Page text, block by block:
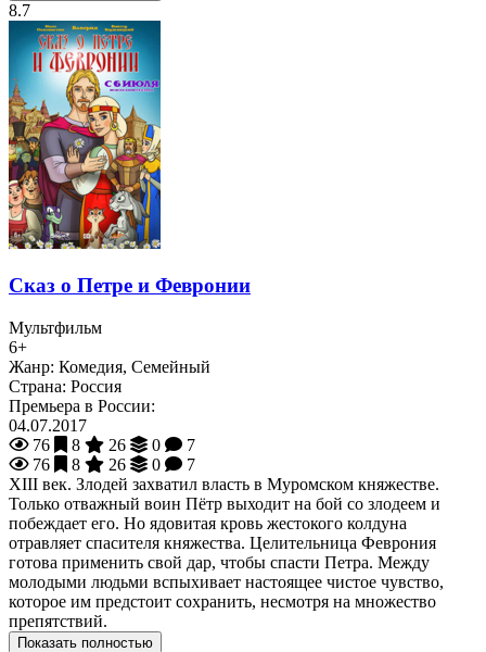
8.7
Сказ о Петре и Февронии
Мультфильм
6+
Жанр: Комедия, Семейный
Страна: Россия
Премьера в России:
04.07.2017
76
8 26 0
7
76
8 26 0
7
XIII век. Злодей захватил власть в Муромском княжестве.
Только отважный воин Пётр выходит на бой со злодеем и
побеждает его. Но ядовитая кровь жестокого колдуна
отравляет спасителя княжества. Целительница Феврония
готова применить свой дар, чтобы спасти Петра. Между
молодыми людьми вспыхивает настоящее чистое чувство,
которое им предстоит сохранить, несмотря на множество
препятствий.
Показать полностью